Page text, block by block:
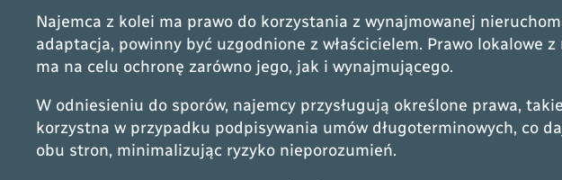
Najemca z kolei ma prawo do korzystania z wynajmowanej
adaptacja, powinny być uzgodnione z właścicielem. Prawo lokalowe
ma na celu ochronę zarówno jego, jak i wynajmującego.
W odniesieniu do sporów, najemcy przysługują określone prawa,
korzystna w przypadku podpisywania umów długoterminowych, co
obu stron, minimalizując ryzyko nieporozumień.